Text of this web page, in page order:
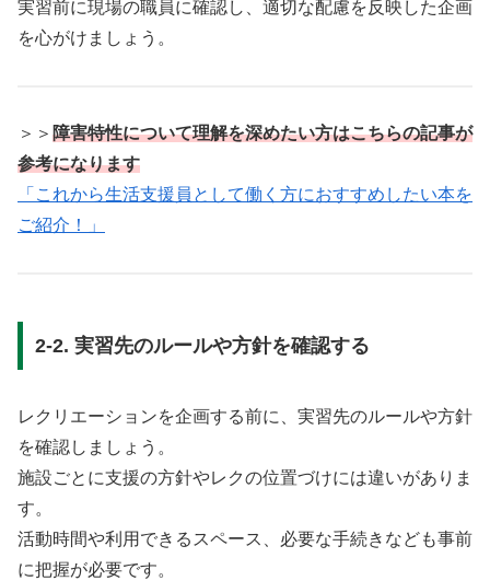
実習前に現場の職員に確認し、適切な配慮を反映した企画
を心がけましょう。
＞＞ 障害特性について理解を深めたい方はこちらの記事が
参考になります
「これから生活支援員として働く方におすすめしたい本を
ご紹介！」
2-2. 実習先のルールや方針を確認する
レクリエーションを企画する前に、実習先のルールや方針
を確認しましょう。
施設ごとに支援の方針やレクの位置づけには違いがありま
す。
活動時間や利用できるスペース、必要な手続きなども事前
に把握が必要です。